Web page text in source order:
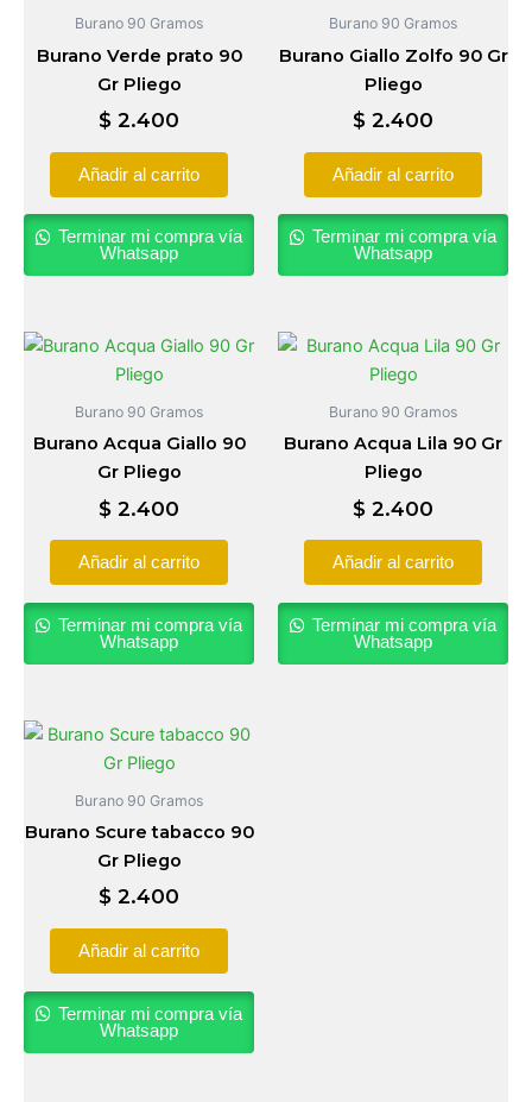
Burano 90 Gramos
Burano Verde prato 90
Gr Pliego
$ 2.400
Añadir al carrito
Terminar mi compra vía
Whatsapp
Burano 90 Gramos
Burano Giallo Zolfo 90 Gr
Pliego
$ 2.400
Añadir al carrito
Terminar mi compra vía
Whatsapp
Burano 90 Gramos
Burano Acqua Giallo 90
Gr Pliego
$ 2.400
Añadir al carrito
Terminar mi compra vía
Whatsapp
Burano 90 Gramos
Burano Acqua Lila 90 Gr
Pliego
$ 2.400
Añadir al carrito
Terminar mi compra vía
Whatsapp
Burano 90 Gramos
Burano Scure tabacco 90
Gr Pliego
$ 2.400
Añadir al carrito
Terminar mi compra vía
Whatsapp